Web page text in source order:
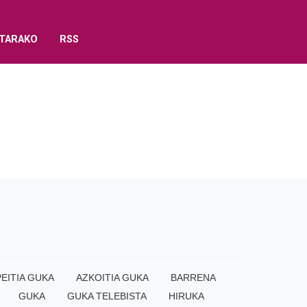
RSS
GUKA AZKOITIA GUKA
BARRENA
GUKA
GUKA TELEBISTA HIRUKA